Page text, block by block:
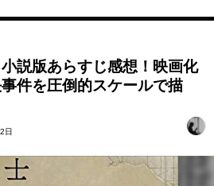
説版あらすじ感想！映画化
事件を圧倒的スケールで描
日